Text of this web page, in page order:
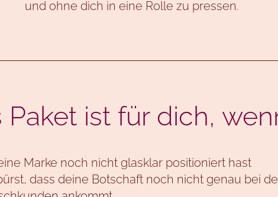
und ohne dich in eine Rolle zu pressen.
Paket ist für dich,
Marke noch nicht glasklar positioniert hast
dass deine Botschaft noch nicht genau bei